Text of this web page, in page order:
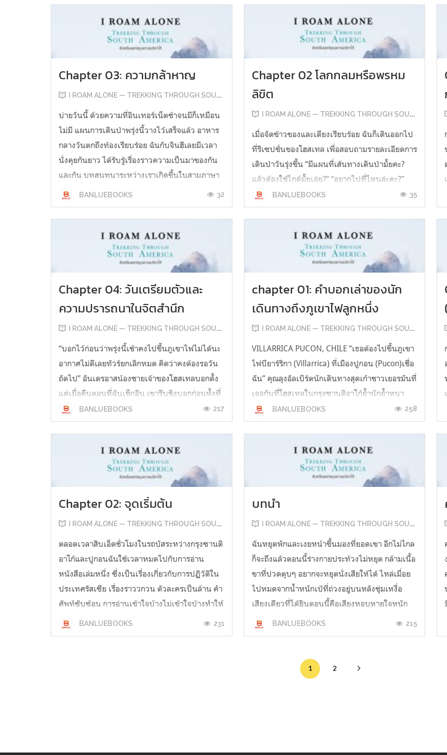
Chapter 03: ความกล้าหาญ
I ROAM ALONE — TREKKING THROUGH SOUTH AMERICA
บ่ายวันนี้ ด้วยความที่อินเทอร์เน็ตช้าจนมีก็เหมือน
ไม่มี แผนการเดินป่าพรุ่งนี้วางไว้เสร็จแล้ว อาหาร
กลางวันตกถึงท้องเรียบร้อย ฉันกับจินฮีเลยมีเวลา
นั่งคุยกันยาว ได้รับรู้เรื่องราวความเป็นมาของกัน
และกัน บทสนทนาระหว่างเราเกิดขึ้นในสามภาษา
คือ สเปน อังกฤษ และเกาหลี ฉันพูดสเปนและ
อังกฤษดีพอใช้ ภาษาเกาหลีได้นิ...
BANLUEBOOKS 32
Chapter 02 โลกกลมหรือพรหม
ลิขิต
I ROAM ALONE — TREKKING THROUGH SOUTH AMERICA
เมื่อจัดข้าวของและเตียงเรียบร้อย ฉันก็เดินออกไป
ที่รีเซปชั่นของโฮสเทล เพื่อสอบถามรายละเอียดการ
เดินป่าวันรุ่งขึ้น “มีแผนที่เส้นทางเดินป่ามั้ยคะ?
แล้วต้องใช้ไกด์มั้ยเอ่ย?” “อยากไปที่ไหนล่ะคะ?”
เธอถามกลับ “ทะเลสาบลาโก เด โลส เตรสค่ะ” “งั้น
ไม่ต้องใช้ เส้นทางชัดเจนมาก” เธอพูดจบแล้วก้ม
BANLUEBOOKS 35
Chapter 04: วันเตรียมตัวและ
ความปรารถนาในจิตสำนึก
I ROAM ALONE — TREKKING THROUGH SOUTH AMERICA
“บอกไว้ก่อนว่าพรุ่งนี้เช้าคงไปขึ้นภูเขาไฟไม่ได้นะ
อากาศไม่ดีเลยทัวร์ยกเลิกหมด คิดว่าคงต้องรอวัน
ถัดไป” อันเดรอาสน้องชายเจ้าของโฮสเทลบอกตั้ง
แต่เมื่อคืนตอนที่ฉันเช็กอิน เขารีบชิงบอกก่อนทั้งที่
ฉันยังไม่ได้ถาม เพราะทุกคนที่มาเมืองนี้ส่วนใหญ่มี
เป้าหมายเดียวกัน คือการขึ้นภูเขาไฟบียาร์ริกา “ไม่
BANLUEBOOKS 217
chapter 01: คำบอกเล่าของนัก
เดินทางถึงภูเขาไฟลูกหนึ่ง
I ROAM ALONE — TREKKING THROUGH SOUTH AMERICA
VILLARRICA PUCON, CHILE “เธอต้องไปขึ้นภูเขา
ไฟบียาร์ริกา (Villarrica) ที่เมืองปูกอน (Pucon)เชื่อ
ฉัน” คุณลุงอัลเบิร์ตนักเดินทางสุดเก๋าชาวเยอรมันที่
เจอกันที่โฮสเทลในกรุงซานติอาโก้ย้ำนักย้ำหนา
ก่อนจะลากัน หลังจากรู้ว่าฉันยังไม่มีแผนตายตัวใน
การเดินทางลงใต้ จะไม่เชื่อเขาก็กระไรอยู่ เพราะลุ
BANLUEBOOKS 258
Chapter 02: จุดเริ่มต้น
I ROAM ALONE — TREKKING THROUGH SOUTH AMERICA
ตลอดเวลาสิบเอ็ดชั่วโมงในรถบัสระหว่างกรุงซานติ
อาโก้และปูกอนฉันใช้เวลาหมดไปกับการอ่าน
หนังสือเล่มหนึ่ง ซึ่งเป็นเรื่องเกี่ยวกับการปฏิวัติใน
ประเทศรัสเซีย เรื่องราววกวน ตัวละครเป็นล้าน คำ
ศัพท์ซับซ้อน การอ่านเข้าใจบ้างไม่เข้าใจบ้างทำให้
ฉันหลับๆ ตื่นๆ อยู่หลายรอบ จนกลายเป็นว่ากว่าจะ
อ่านได้สิบหน้า เวลาก็ผ่าน...
BANLUEBOOKS 231
บทนำ
I ROAM ALONE — TREKKING THROUGH SOUTH AMERICA
ฉันหยุดพักและเงยหน้าขึ้นมองที่ยอดเขา อีกไม่ไกล
ก็จะถึงแล้วตอนนี้ร่างกายประท้วงไม่หยุด กล้ามเนื้อ
ขาที่ปวดตุบๆ อยากจะหยุดนั่งเสียให้ได้ ไหล่เมื่อย
ไปหมดจากน้ำหนักเป้ที่ถ่วงอยู่บนหลังชุ่มเหงื่อ
เสียงเดียวที่ได้ยินตอนนี้คือเสียงหอบหายใจหนัก
ของตัวเอง... นึกย้อนกลับไปเมื่อปีที่แล้ว ฉันไม่ชอบ
การเดินเลย ...
BANLUEBOOKS 215
1 2